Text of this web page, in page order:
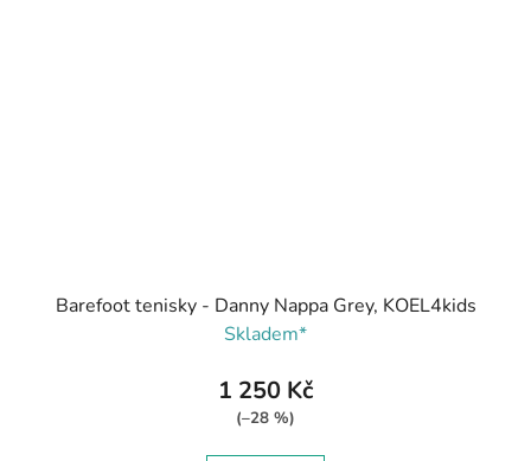
Barefoot tenisky - Danny Nappa Grey, KOEL4kids
Skladem*
1 250 Kč
(–28 %)